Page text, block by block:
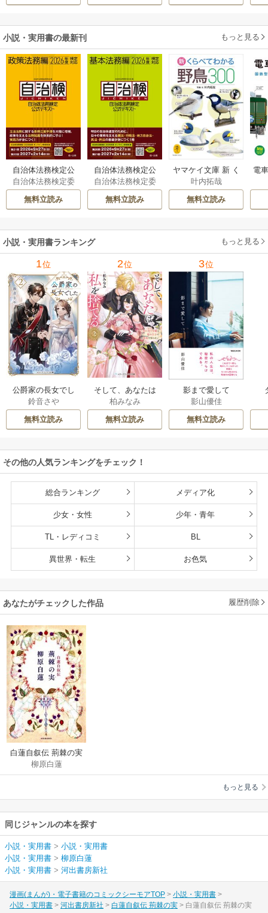
小説・実用書の最新刊 もっと見る
自治体法務検定公
式テキスト 政策
法務編 ２０２６
年度検定対応 1巻
自治体法務検定委
員会
無料立読み
自治体法務検定公
式テキスト 基本
法務編 ２０２６
年度検定対応 1巻
自治体法務検定委
員会
無料立読み
ヤマケイ文庫 新 く
らべてわかる野鳥3
00 1巻
叶内拓哉
無料立読み
電
小説・実用書ランキング もっと見る
1位
公爵家の長女でし
た
鈴音さや
無料立読み
2位
そして、あなたは
私を捨てる
柏みなみ
無料立読み
3位
影まで愛して
影山優佳
無料立読み
その他の人気ランキングをチェック！
総合ランキング メディア化
少女・女性 少年・青年
TL・レディコミ BL
異世界・転生 お色気
あなたがチェックした作品 履歴削除
白蓮自叙伝 荊棘の実
柳原白蓮
もっと見る
同じジャンルの本を探す
小説・実用書 > 小説・実用書
小説・実用書 > 柳原白蓮
小説・実用書 > 河出書房新社
漫画(まんが)・電子書籍のコミックシーモアTOP
小説・実用書
小説・実用書
河出書房新社 白蓮自叙伝 荊棘の実 白蓮自叙伝 荊棘の実